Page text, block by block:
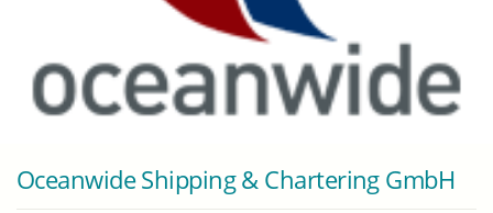
Oceanwide Shipping & Chartering GmbH